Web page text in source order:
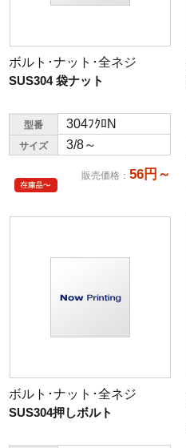
ボルト･ナット･全ネジ
SUS304 袋ナット
型番 304ﾌｸﾛN
サイズ 3/8～
販売価格 ： 56円～
ボルト･ナット･全ネジ
SUS304押しボルト